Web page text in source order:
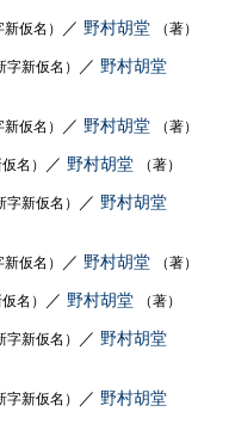
新仮名） ／ 野村胡堂 （著）
字新仮名） ／ 野村胡堂
新仮名） ／ 野村胡堂 （著）
名） ／ 野村胡堂 （著）
字新仮名） ／ 野村胡堂
新仮名） ／ 野村胡堂 （著）
名） ／ 野村胡堂 （著）
字新仮名） ／ 野村胡堂
字新仮名） ／ 野村胡堂